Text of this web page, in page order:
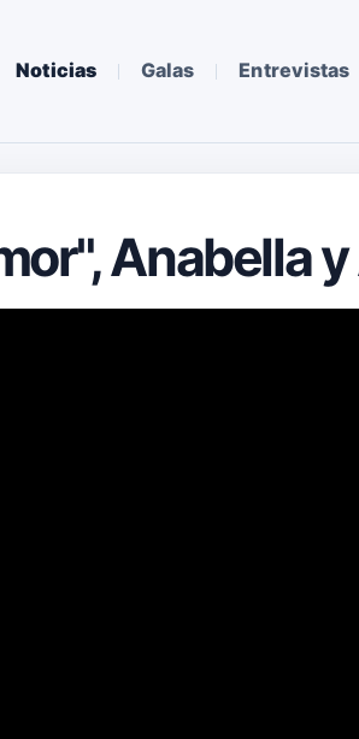
Noticias Galas Entrevistas
Anabella